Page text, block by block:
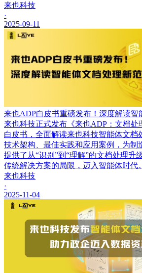
来也科技
·
2025-09-11
来也ADP白皮书重磅发布！深度解读智
来也科技正式发布《来也ADP：文档处
白皮书，全面解读来也科技智能体文档
技术架构、最佳实践和应用案例，为制
提供了从“识别”到“理解”的文档处理升
传统解决方案的局限，迈入智能体时代。
来也科技
·
2025-11-04